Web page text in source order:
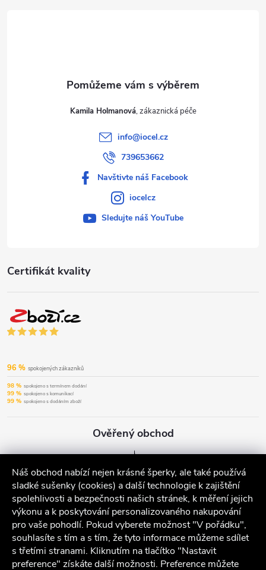
Náš obchod nabízí nejen krásné šperky, ale také používá
sladké sušenky (cookies) a další technologie k zajištění
spolehlivosti a bezpečnosti našich stránek, k měření jejich
výkonu a k poskytování personalizovaného nakupování
pro vaše pohodlí. Pokud vyberete možnost "V pořádku",
souhlasíte s tím a s tím, že tyto informace můžeme sdílet
s třetími stranami. Kliknutím na tlačítko "Nastavit
preference" získáte další možnosti. Preference můžete
Certifikát kvality
96 % spokojených zákazníků
98 % spokojeno s termínem dodání
99 % spokojeno s komunikací
99 % spokojeno s dodáním zboží
Ověřený obchod
Kamila Holmanová
info@iocel.cz
739653662
Navštivte náš Facebook
iocelcz
Sledujte náš YouTube